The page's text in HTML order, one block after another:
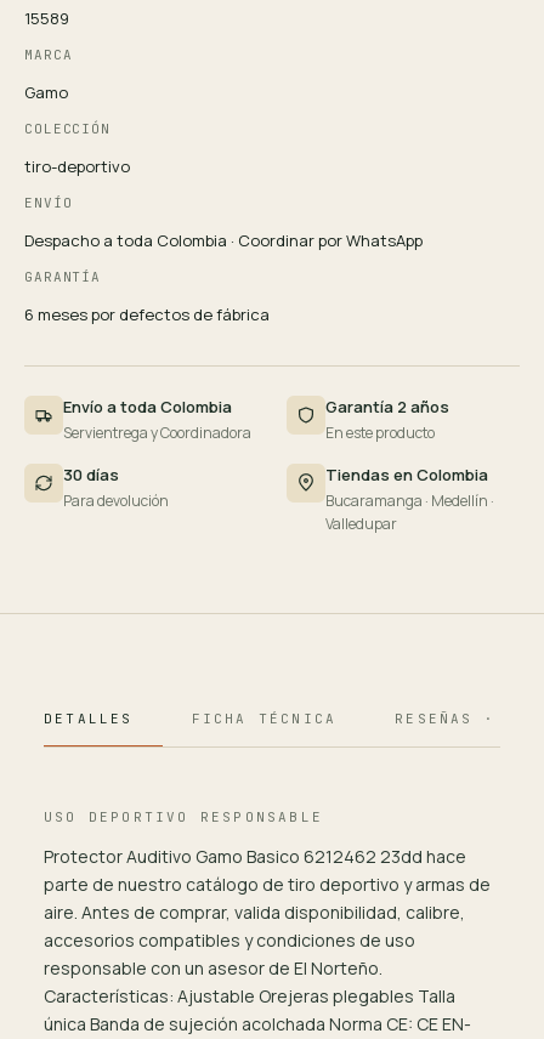
15589
MARCA
Gamo
COLECCIÓN
tiro-deportivo
ENVÍO
Despacho a toda Colombia · Coordinar por WhatsApp
GARANTÍA
6 meses por defectos de fábrica
Envío a toda Colombia
Servientrega y Coordinadora
Garantía 2 años
En este producto
30 días
Para devolución
Tiendas en Colombia
Bucaramanga · Medellín ·
Valledupar
DETALLES FICHA TÉCNICA RESEÑAS · 124
USO DEPORTIVO RESPONSABLE
Protector Auditivo Gamo Basico 6212462 23dd hace
parte de nuestro catálogo de tiro deportivo y armas de
aire. Antes de comprar, valida disponibilidad, calibre,
accesorios compatibles y condiciones de uso
responsable con un asesor de El Norteño.
Características: Ajustable Orejeras plegables Talla
única Banda de sujeción acolchada Norma CE: CE EN-